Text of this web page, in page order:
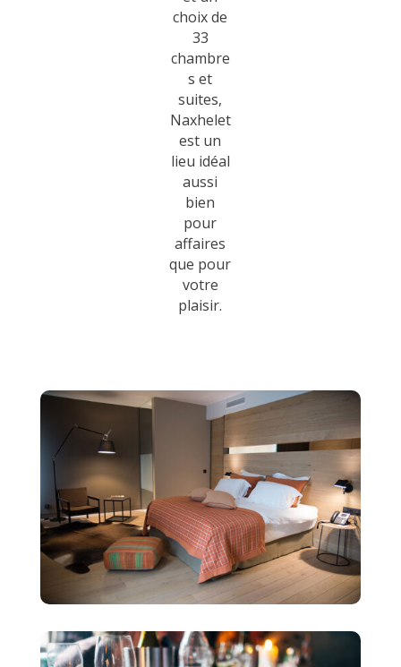
choix de
33
chambre
s et
suites,
Naxhelet
est un
lieu idéal
aussi
bien
pour
affaires
que pour
votre
plaisir.